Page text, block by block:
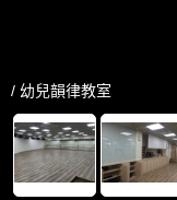
/ 幼兒韻律教室